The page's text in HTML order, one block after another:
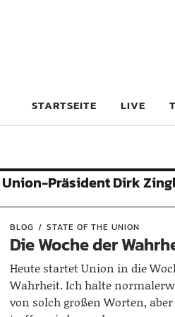
STARTSEITE LIVE
Union-Präsident Dirk
BLOG STATE OF THE UNION
Die Woche der
Heute startet Union in die
Wahrheit. Ich halte
von solch großen Worten,